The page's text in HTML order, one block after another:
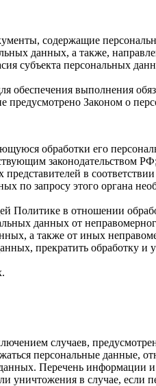
содержащие
данных, а также,
субъекта персональных
обеспечения выполнения
Законом о
обработки его
законодательством РФ;
в
по запросу этого органа
Политике в отношении
данных от
а также от иных
прекратить обработку
случаев,
персональные данные,
Перечень информации
уничтожения в случае,